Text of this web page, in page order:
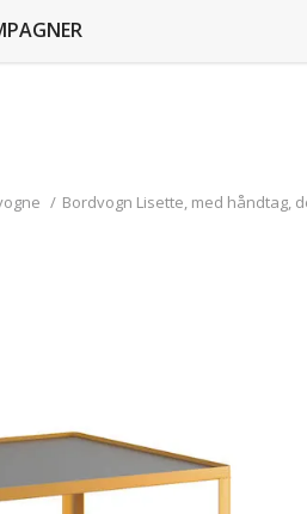
/ Bordvogn Lisette, med håndtag,